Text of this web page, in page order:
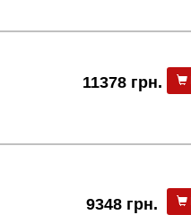
11378 грн.
9348 грн.